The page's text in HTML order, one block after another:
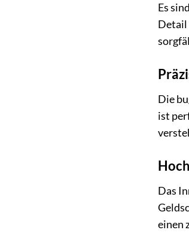
Es
Detail
Die
ist
Das
einen